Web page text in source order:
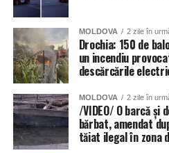
MOLDOVA 2 zile în
Drochia: 150 de
un incendiu
descărcările
MOLDOVA 2 zile în
/VIDEO/ O barcă și
bărbat, amendat
tăiat ilegal în zona